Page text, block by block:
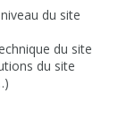
du site
du site
du site